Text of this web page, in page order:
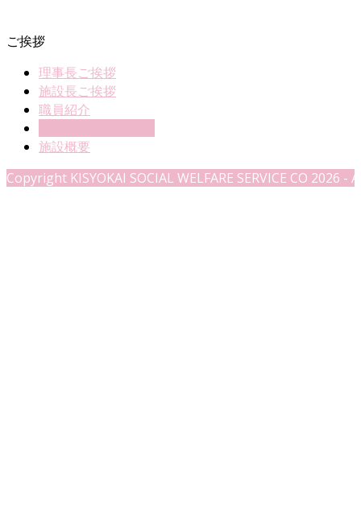
ご挨拶
理事長ご挨拶
施設長ご挨拶
職員紹介
施設概要
Copyright KISYOKAI SOCIAL WELFARE SERVICE CO 2026 -